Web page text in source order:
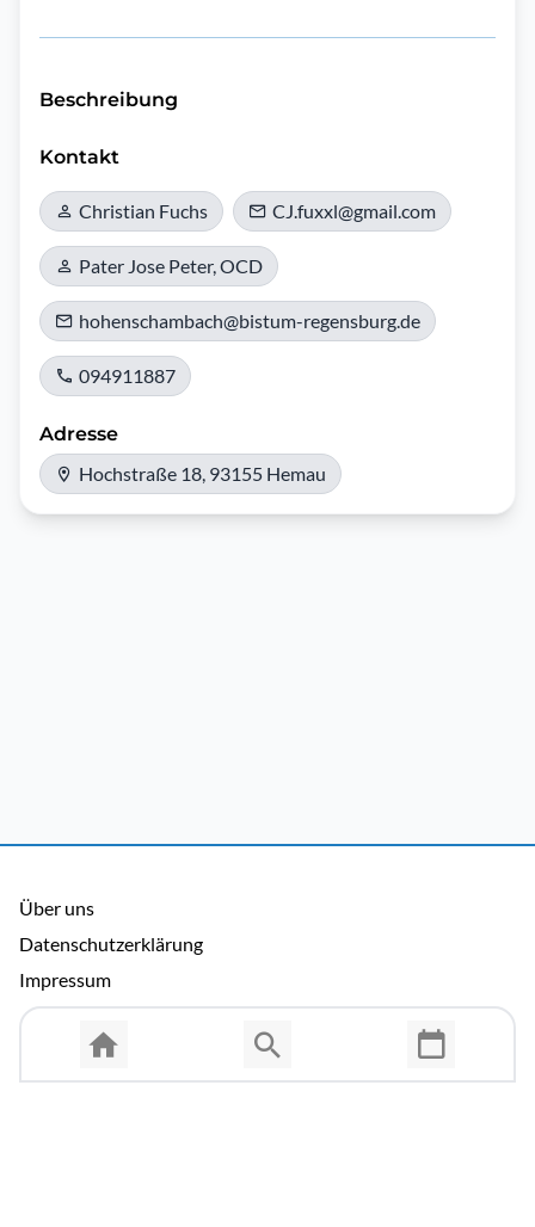
Beschreibung
Kontakt
Christian Fuchs CJ.fuxxl@gmail.com
Pater Jose Peter, OCD
hohenschambach@bistum-regensburg.de
094911887
Adresse
Hochstraße 18, 93155 Hemau
Über uns
Datenschutzerklärung
Impressum
Allgemeine Nutzungsbedingungen